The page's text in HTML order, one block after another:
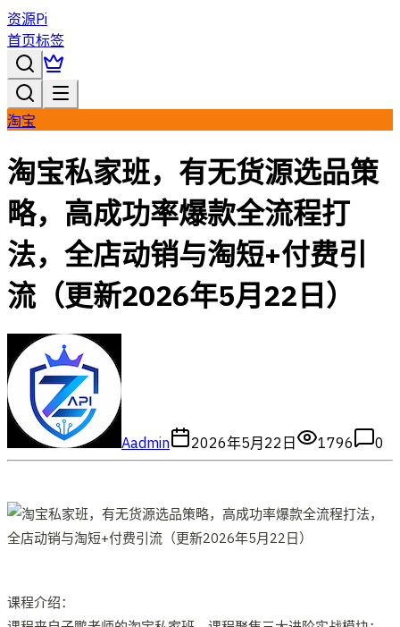
资源Pi
首页标签
淘宝
淘宝私家班，有无货源选品策
略，高成功率爆款全流程打
法，全店动销与淘短+付费引
流（更新2026年5月22日）
Aadmin 2026年5月22日 1796 0
课程介绍：